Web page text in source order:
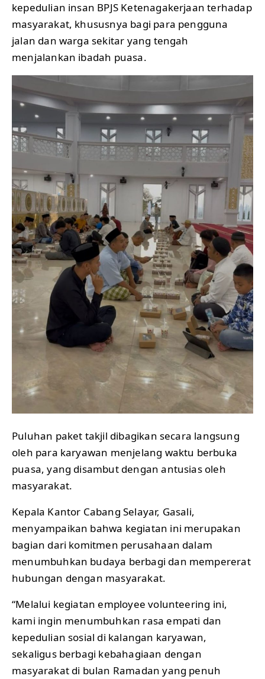
kepedulian insan BPJS Ketenagakerjaan terhadap
masyarakat, khususnya bagi para pengguna
jalan dan warga sekitar yang tengah
menjalankan ibadah puasa.
Puluhan paket takjil dibagikan secara langsung
oleh para karyawan menjelang waktu berbuka
puasa, yang disambut dengan antusias oleh
masyarakat.
Kepala Kantor Cabang Selayar, Gasali,
menyampaikan bahwa kegiatan ini merupakan
bagian dari komitmen perusahaan dalam
menumbuhkan budaya berbagi dan mempererat
hubungan dengan masyarakat.
“Melalui kegiatan employee volunteering ini,
kami ingin menumbuhkan rasa empati dan
kepedulian sosial di kalangan karyawan,
sekaligus berbagi kebahagiaan dengan
masyarakat di bulan Ramadan yang penuh